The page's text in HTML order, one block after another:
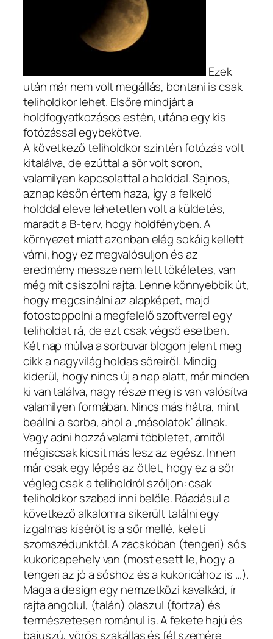
Ezek
után már nem volt megállás, bontani is csak
teliholdkor lehet. Elsőre mindjárt a
holdfogyatkozásos estén, utána egy kis
fotózással egybekötve.
A következő teliholdkor szintén fotózás volt
kitalálva, de ezúttal a sör volt soron,
valamilyen kapcsolattal a holddal. Sajnos,
aznap későn értem haza, így a felkelő
holddal eleve lehetetlen volt a küldetés,
maradt a B-terv, hogy holdfényben. A
környezet miatt azonban elég sokáig kellett
várni, hogy ez megvalósuljon és az
eredmény messze nem lett tökéletes, van
még mit csiszolni rajta. Lenne könnyebbik út,
hogy megcsinálni az alapképet, majd
fotostoppolni a megfelelő szoftverrel egy
teliholdat rá, de ezt csak végső esetben.
Két nap múlva a sorbuvar blogon jelent meg
cikk a nagyvilág holdas söreiről. Mindig
kiderül, hogy nincs új a nap alatt, már minden
ki van találva, nagy része meg is van valósítva
valamilyen formában. Nincs más hátra, mint
beállni a sorba, ahol a „másolatok” állnak.
Vagy adni hozzá valami többletet, amitől
mégiscsak kicsit más lesz az egész. Innen
már csak egy lépés az ötlet, hogy ez a sör
végleg csak a teliholdról szóljon: csak
teliholdkor szabad inni belőle. Ráadásul a
következő alkalomra sikerült találni egy
izgalmas kísérőt is a sör mellé, keleti
szomszédunktól. A zacskóban (tengeri) sós
kukoricapehely van (most esett le, hogy a
tengeri az jó a sóshoz és a kukoricához is …).
Maga a design egy nemzetközi kavalkád, ír
rajta angolul, (talán) olaszul (fortza) és
természetesen románul is. A fekete hajú és
bajuszú, vörös szakállas és fél szemére